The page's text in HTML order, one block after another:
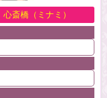
心斎橋（ミナミ）